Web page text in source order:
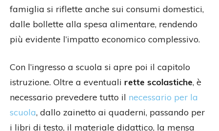
famiglia si riflette anche sui consumi domestici,
dalle bollette alla spesa alimentare, rendendo
più evidente l’impatto economico complessivo.
Con l’ingresso a scuola si apre poi il capitolo
istruzione. Oltre a eventuali rette scolastiche, è
necessario prevedere tutto il necessario per la
scuola, dallo zainetto ai quaderni, passando per
i libri di testo, il materiale didattico, la mensa